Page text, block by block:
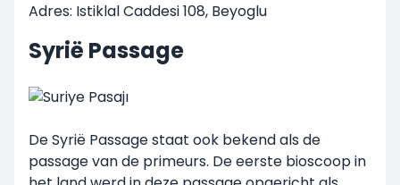
Adres: Istiklal Caddesi 108, Beyoglu
Syrië Passage
De Syrië Passage staat ook bekend als de
passage van de primeurs. De eerste bioscoop in